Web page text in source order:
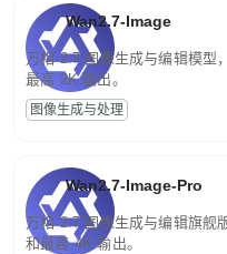
Wan2.7-Image
万相 2.7 图像生成与编辑模型
最高 2K 输出。
图像生成与处理
Wan2.7-Image-Pro
万相 2.7 图像生成与编辑旗舰
和最高 4K 输出。